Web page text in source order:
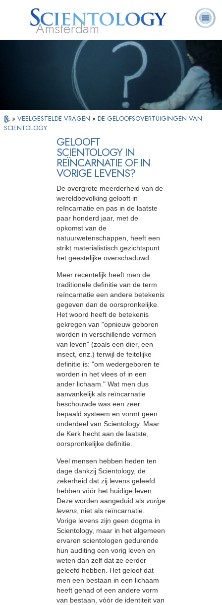
Amsterdam
Wat is
Scientology?
Pastoraal
Werkers
Veelgestelde
vragen
» VEELGESTELDE VRAGEN » DE GELOOFSOVERTUIGINGEN VAN
SCIENTOLOGY
GELOOFT
SCIENTOLOGY IN
REÏNCARNATIE OF IN
VORIGE LEVENS?
De overgrote meerderheid van de
wereldbevolking gelooft in
reïncarnatie en pas in de laatste
paar honderd jaar, met de
opkomst van de
natuurwetenschappen, heeft een
strikt materialistisch gezichtspunt
het geestelijke overschaduwd.
Meer recentelijk heeft men de
traditionele definitie van de term
reïncarnatie een andere betekenis
gegeven dan de oorspronkelijke.
Het woord heeft de betekenis
gekregen van "opnieuw geboren
worden in verschillende vormen
van leven" (zoals een dier, een
insect, enz.) terwijl de feitelijke
definitie is: "om wedergeboren te
worden in het vlees of in een
ander lichaam." Wat men dus
aanvankelijk als reïncarnatie
beschouwde was een zeer
bepaald systeem en vormt geen
onderdeel van Scientology. Maar
de Kerk hecht aan de laatste,
oorspronkelijke definitie.
Veel mensen hebben heden ten
dage dankzij Scientology, de
zekerheid dat zij levens geleefd
hebben vóór het huidige leven.
Deze worden aangeduid als vorige
levens , niet als reïncarnatie.
Vorige levens zijn geen dogma in
Scientology, maar in het algemeen
ervaren scientologen gedurende
hun auditing een vorig leven en
weten dan zelf dat ze eerder
geleefd hebben. Het geloof dat
men een bestaan in een lichaam
heeft gehad of een andere vorm
van bestaan, vóór de identiteit van